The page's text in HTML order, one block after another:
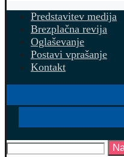
Predstavitev medija
Brezplačna revija
Oglaševanje
Postavi vprašanje
Kontakt